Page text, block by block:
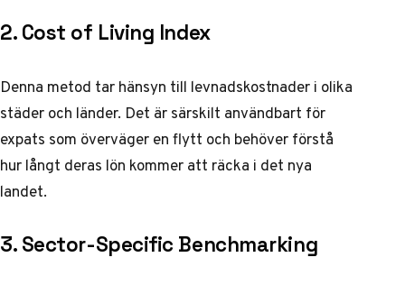
2. Cost of Living Index
Denna metod tar hänsyn till levnadskostnader i olika
städer och länder. Det är särskilt användbart för
expats som överväger en flytt och behöver förstå
hur långt deras lön kommer att räcka i det nya
landet.
3. Sector-Specific Benchmarking